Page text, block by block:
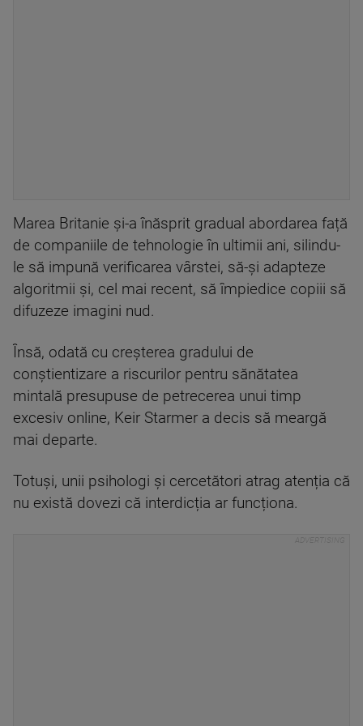
Marea Britanie și-a înăsprit gradual abordarea față
de companiile de tehnologie în ultimii ani, silindu-
le să impună verificarea vârstei, să-și adapteze
algoritmii și, cel mai recent, să împiedice copiii să
difuzeze imagini nud.
Însă, odată cu creșterea gradului de
conștientizare a riscurilor pentru sănătatea
mintală presupuse de petrecerea unui timp
excesiv online, Keir Starmer a decis să meargă
mai departe.
Totuși, unii psihologi și cercetători atrag atenția că
nu există dovezi că interdicția ar funcționa.